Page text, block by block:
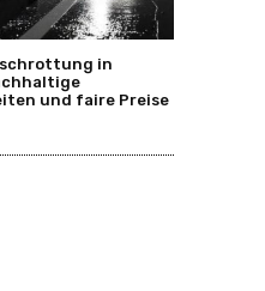
in
und faire Preise